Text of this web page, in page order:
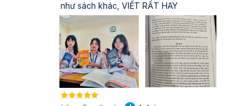
như sách khác, VIẾT RẤT HAY